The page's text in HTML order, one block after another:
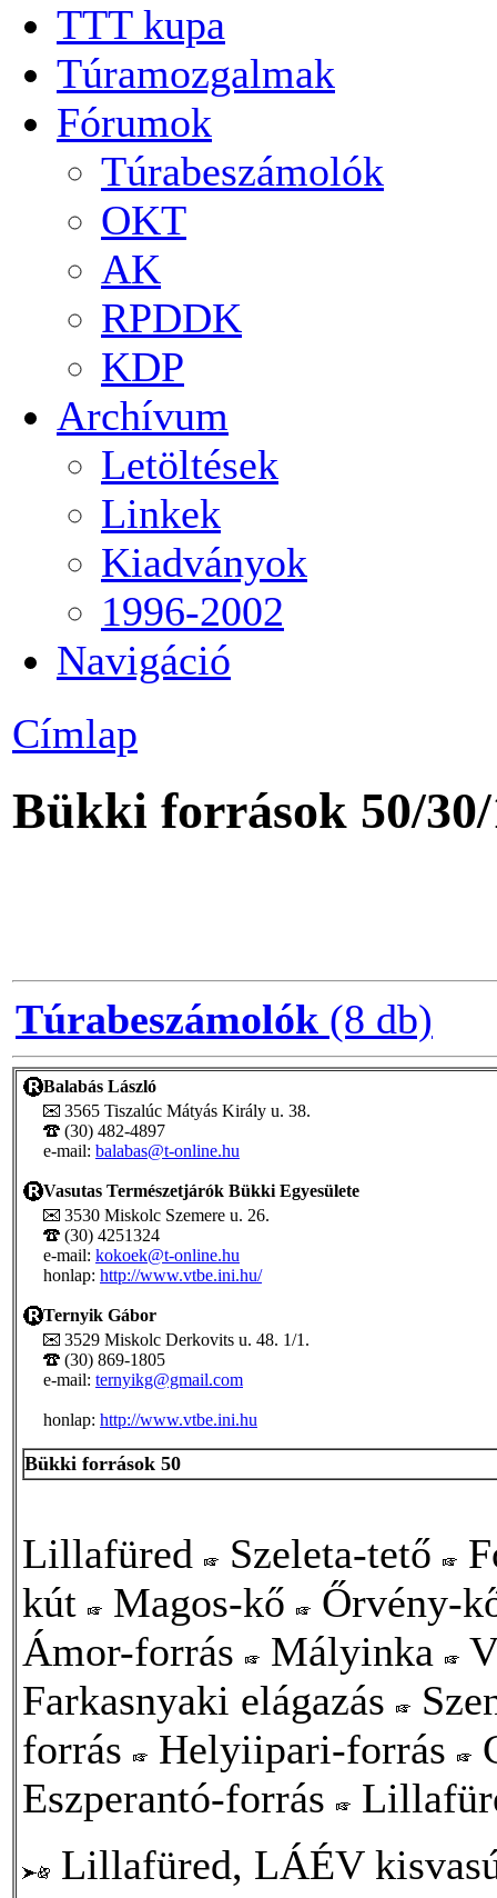
TTT kupa
Túramozgalmak
Fórumok
Túrabeszámolók
OKT
AK
RPDDK
KDP
Archívum
Letöltések
Linkek
Kiadványok
1996-2002
Navigáció
Címlap
Bükki források 50/
Túrabeszámolók (8 db)
Balabás László
3565 Tiszalúc Mátyás Király u. 38.
(30) 482-4897
e-mail: balabas@t-online.hu
Vasutas Természetjárók Bükki Egyesülete
3530 Miskolc Szemere u. 26.
(30) 4251324
e-mail: kokoek@t-online.hu
honlap: http://www.vtbe.ini.hu/
Ternyik Gábor
3529 Miskolc Derkovits u. 48. 1/1.
(30) 869-1805
e-mail: ternyikg@gmail.com
honlap: http://www.vtbe.ini.hu
Bükki források 50
Lillafüred Szeleta-tető
kút
Magos-kő
Őrvény-
Ámor-forrás
Mályinka
Farkasnyaki elágazás
forrás
Helyiipari-forrás
Eszperantó-forrás
Lillafüred, LÁÉV